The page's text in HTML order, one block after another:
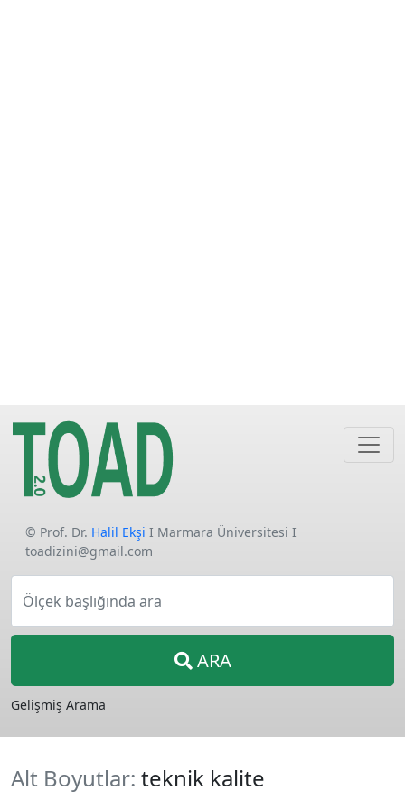
© Prof. Dr. Halil Ekşi I Marmara Üniversitesi I
toadizini@gmail.com
Ölçek başlığında ara
ARA
Gelişmiş Arama
Alt Boyutlar: teknik kalite